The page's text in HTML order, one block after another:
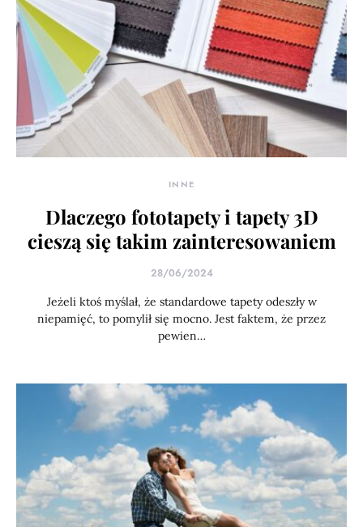
INNE
Dlaczego fototapety i tapety 3D
cieszą się takim zainteresowaniem
28/06/2024
Jeżeli ktoś myślał, że standardowe tapety odeszły w
niepamięć, to pomylił się mocno. Jest faktem, że przez
pewien…